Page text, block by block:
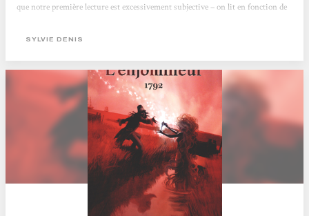
que notre première lecture est excessivement subjective – on lit en fonction de
temps nous a changés, et l’on sait bien que cela peut-être difficile à admettre.
SYLVIE DENIS